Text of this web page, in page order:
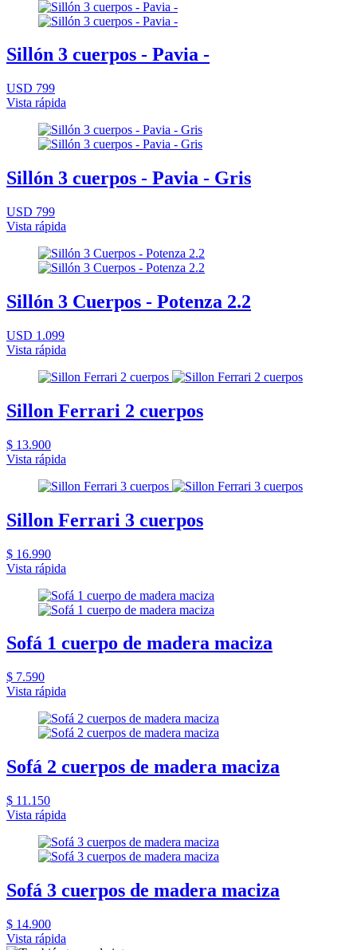
Sillón 3 cuerpos - Pavia -
USD 799
Vista rápida
Sillón 3 cuerpos - Pavia - Gris
USD 799
Vista rápida
Sillón 3 Cuerpos - Potenza 2.2
USD 1.099
Vista rápida
Sillon Ferrari 2 cuerpos
$ 13.900
Vista rápida
Sillon Ferrari 3 cuerpos
$ 16.990
Vista rápida
Sofá 1 cuerpo de madera maciza
$ 7.590
Vista rápida
Sofá 2 cuerpos de madera maciza
$ 11.150
Vista rápida
Sofá 3 cuerpos de madera maciza
$ 14.900
Vista rápida